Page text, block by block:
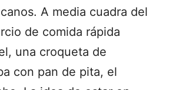
A media cuadra del
de comida rápida
una croqueta de
con pan de pita, el